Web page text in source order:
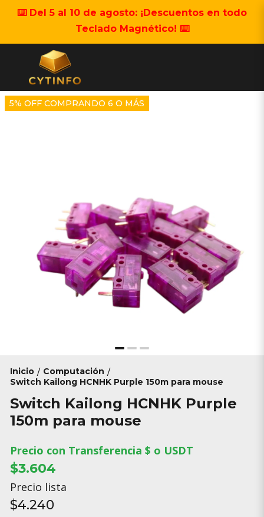
⌨️ Del 5 al 10 de agosto: ¡Descuentos en todo
Teclado Magnético! ⌨️
5% OFF COMPRANDO 6 O MÁS
Inicio / Computación /
Switch Kailong HCNHK Purple 150m para mouse
Switch Kailong HCNHK Purple
150m para mouse
Precio con Transferencia $ o USDT
$3.604
Precio lista
$4.240